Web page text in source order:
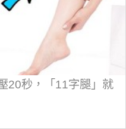
20秒，「11字腿」就